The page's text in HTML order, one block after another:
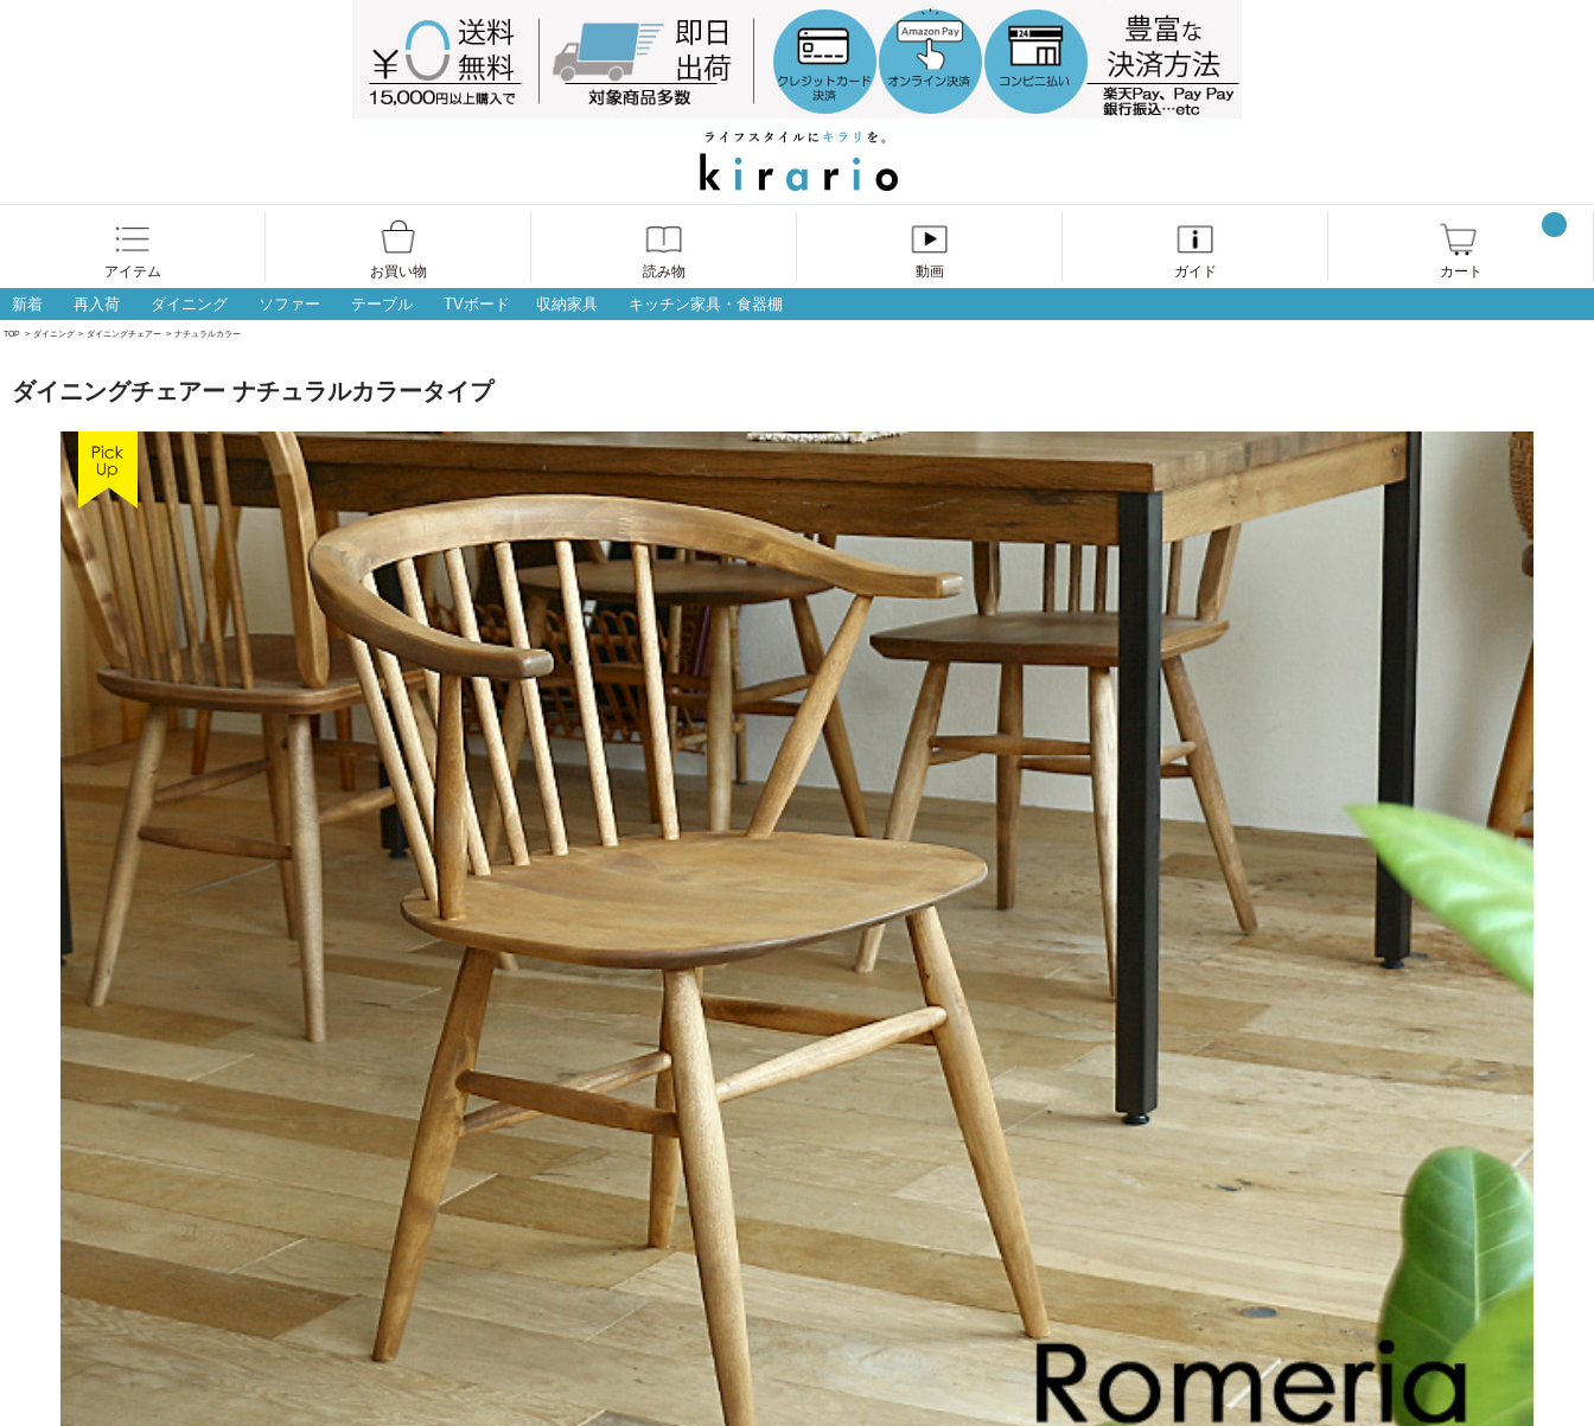
アイテム お買い物 読み物 動画 ガイド カート
新着 再入荷 ダイニング ソファー テーブル TVボード 収納家具 キッチン家具・食器棚
TOP > ダイニング > ダイニングチェアー > ナチュラルカラー
ダイニングチェアー ナチュラルカラータイプ